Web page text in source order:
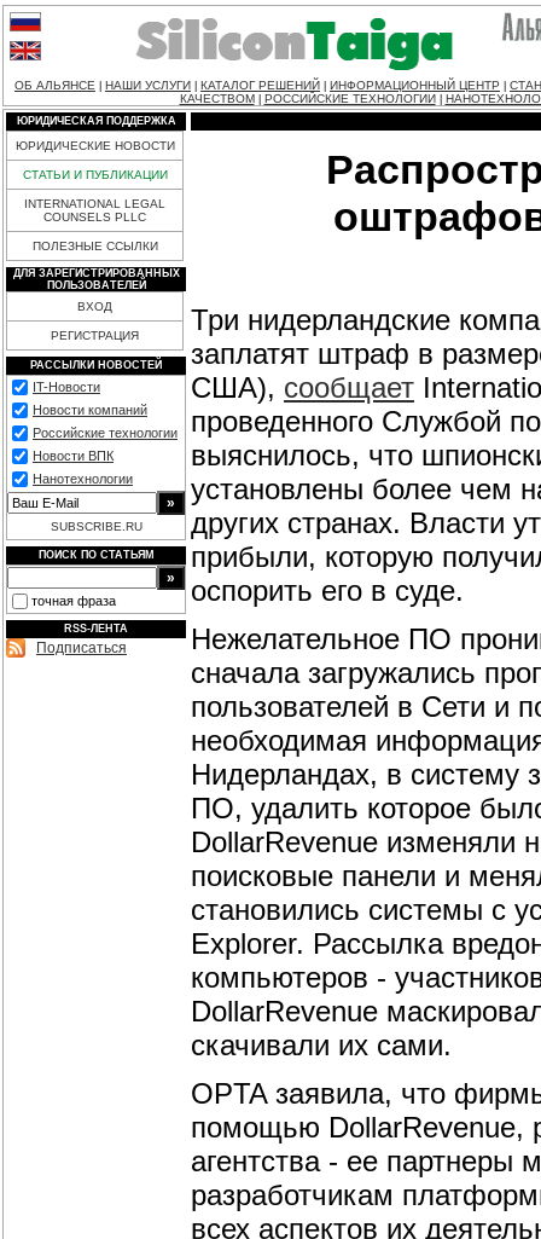
ОБ АЛЬЯНСЕ НАШИ УСЛУГИ КАТАЛОГ РЕШЕНИЙ ИНФОРМАЦИОННЫЙ ЦЕНТР
КАЧЕСТВОМ
РОССИЙСКИЕ ТЕХНОЛОГИИ
ЮРИДИЧЕСКАЯ ПОДДЕРЖКА
ЮРИДИЧЕСКИЕ НОВОСТИ
СТАТЬИ И ПУБЛИКАЦИИ
INTERNATIONAL LEGAL
COUNSELS PLLC
ПОЛЕЗНЫЕ ССЫЛКИ
ДЛЯ ЗАРЕГИСТРИРОВАННЫХ
ПОЛЬЗОВАТЕЛЕЙ
ВХОД
РЕГИСТРАЦИЯ
РАССЫЛКИ НОВОСТЕЙ
IT-Новости
Новости компаний
Российские технологии
Новости ВПК
Нанотехнологии
SUBSCRIBE.RU
ПОИСК ПО СТАТЬЯМ
точная фраза
RSS-ЛЕНТА
Подписаться
Три нидерландские
заплатят штраф в
США), сообщает
проведенного Службой
выяснилось, что
установлены более чем
других странах. Власти
прибыли, которую
оспорить его в суде.
Нежелательное ПО
сначала загружались
пользователей в Сети и
необходимая
Нидерландах, в систему
ПО, удалить которое
DollarRevenue изменяли
поисковые панели и
становились системы с
Explorer. Рассылка
компьютеров -
DollarRevenue
скачивали их сами.
OPTA заявила, что
помощью DollarRevenue,
агентства - ее партнеры
разработчикам
всех аспектов их